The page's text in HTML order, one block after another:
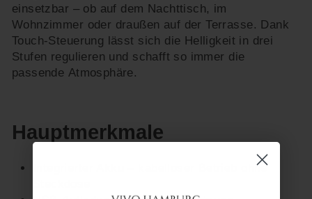
einsetzbar – ob auf dem Nachttisch, im
Wohnzimmer oder draußen auf der Terrasse. Dank
Touch-Steuerung lässt sich die Helligkeit in drei
Stufen regulieren und schafft so immer die
passende Atmosphäre.
Hauptmerkmale
Integrierter Akku – kabelloser Betrieb ohne